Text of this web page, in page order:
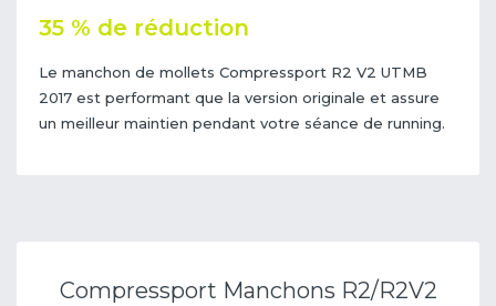
35 % de réduction
Le manchon de mollets Compressport R2 V2 UTMB
2017 est performant que la version originale et assure
un meilleur maintien pendant votre séance de running.
Compressport Manchons R2/R2V2